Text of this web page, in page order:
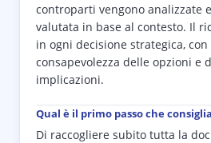
controparti vengono analizzate
valutata in base al contesto. Il
in ogni decisione strategica, con
consapevolezza delle opzioni e
implicazioni.
Qual è il primo passo che
Di raccogliere subito tutta la